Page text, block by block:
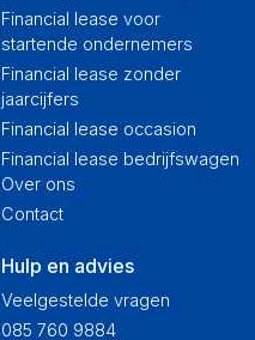
Financial lease voor
startende ondernemers
Financial lease zonder
jaarcijfers
Financial lease occasion
Financial lease bedrijfswagen
Over ons
Contact
Hulp en advies
Veelgestelde vragen
085 760 9884